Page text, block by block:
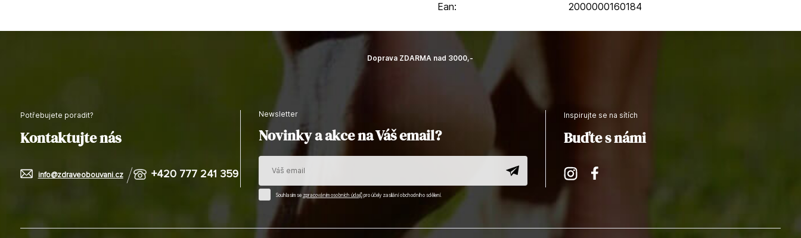
Ean: 2000000160184
Doprava ZDARMA nad 3000,-
Potřebujete poradit?
Kontaktujte nás
info@zdraveobouvani.cz +420 777 241 359
newsletter
Novinky a akce na Váš email?
Souhlasím se zpracováním osobních údajůpro účely zasílání obchodního sdělení.
Inspirujte se na sítích
Buďte s námi
InstagramFacebook